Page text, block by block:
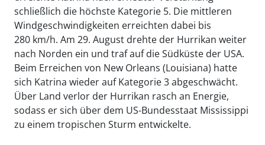
schließlich die höchste Kategorie 5. Die mittleren
Windgeschwindigkeiten erreichten dabei bis
280 km/h. Am 29. August drehte der Hurrikan weiter
nach Norden ein und traf auf die Südküste der USA.
Beim Erreichen von New Orleans (Louisiana) hatte
sich Katrina wieder auf Kategorie 3 abgeschwächt.
Über Land verlor der Hurrikan rasch an Energie,
sodass er sich über dem US-Bundesstaat Mississippi
zu einem tropischen Sturm entwickelte.